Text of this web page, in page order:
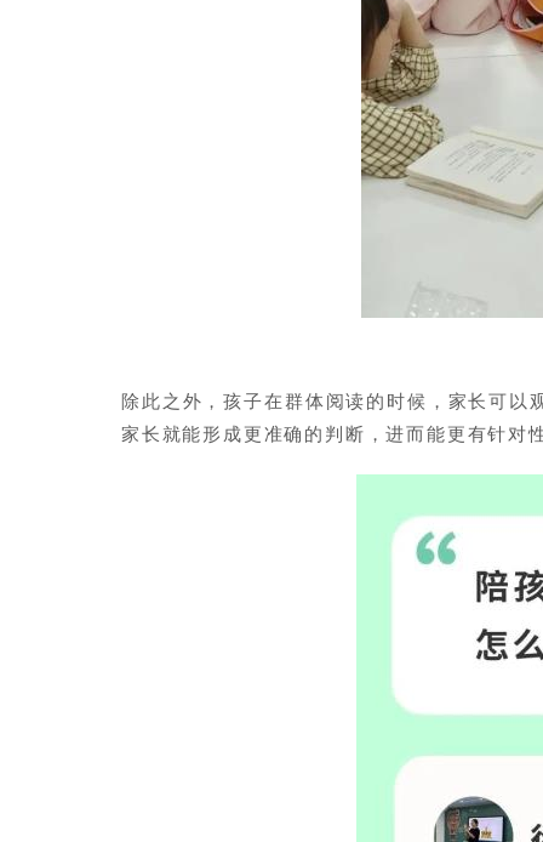
除此之外，孩子在群体阅读的时候，家长可
家长就能形成更准确的判断，进而能更有针对